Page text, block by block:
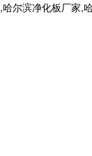
,哈尔滨净化板厂家,